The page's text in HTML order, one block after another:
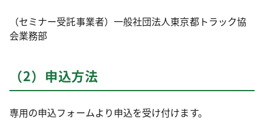
（セミナー受託事業者）一般社団法人東京都トラック協
会業務部
（2）申込方法
専用の申込フォームより申込を受け付けます。